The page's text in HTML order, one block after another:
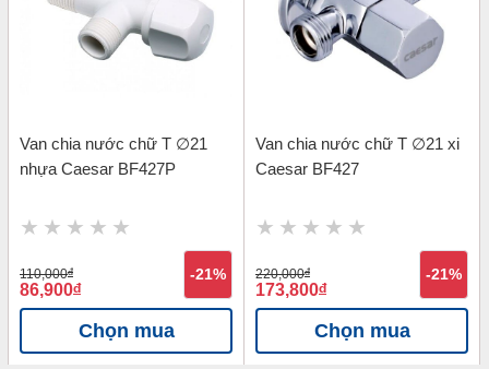
Van chia nước chữ T ∅21
nhựa Caesar BF427P
110,000đ
86,900đ
-21%
Chọn mua
Van chia nước chữ T ∅21 xi
Caesar BF427
220,000đ
173,800đ
-21%
Chọn mua